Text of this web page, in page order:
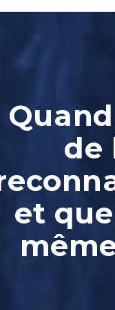
de
et